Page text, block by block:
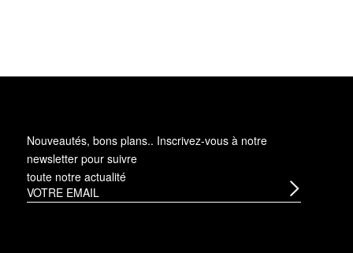
Nouveautés, bons plans.. Inscrivez-vous à notre
newsletter pour suivre
toute notre actualité